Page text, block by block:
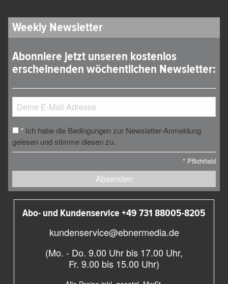
Weekly Newsletter
Abonniere jetzt unseren kostenlos
erscheinenden wöchentlichen Newsletter:
* Ich habe die Bedingungen zur Newsletter-Anmeldung
gelesen und stimme diesen zu.
* Pflichtfeld
Absenden
Abo- und Kundenservice +49 731 88005-8205
kundenservice@ebnermedia.de
(Mo. - Do. 9.00 Uhr bis 17.00 Uhr,
Fr. 9.00 bis 15.00 Uhr)